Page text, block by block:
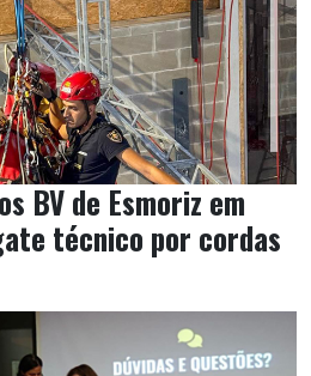
BV de Esmoriz em
técnico por cordas